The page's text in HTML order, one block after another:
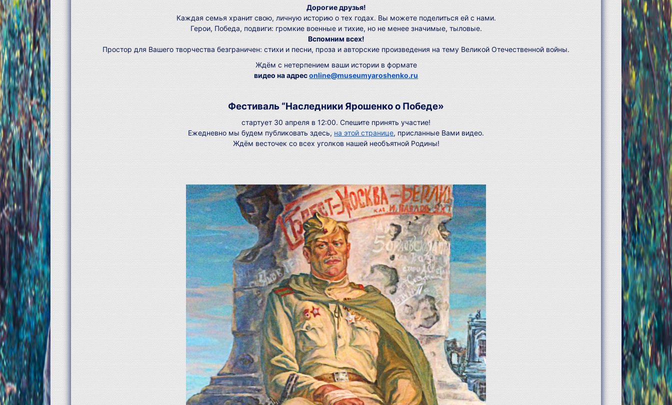
Дорогие друзья!
Каждая семья хранит свою, личную историю о тех годах. Вы можете поделиться ей с нами.
Герои, Победа, подвиги: громкие военные и тихие, но не менее значимые, тыловые.
Вспомним всех!
Простор для Вашего творчества безграничен: стихи и песни, проза и авторские произведения на тему Великой Отечественной войны.
Ждём с нетерпением ваши истории в формате
видео на адресonline@museumyaroshenko.ru
Фестиваль “Наследники Ярошенко о Победе»
стартует 30 апреля в 12:00. Спешите принять участие!
Ежедневно мы будем публиковать здесь,на этой странице, присланные Вами видео.
Ждём весточек со всех уголков нашей необъятной Родины!